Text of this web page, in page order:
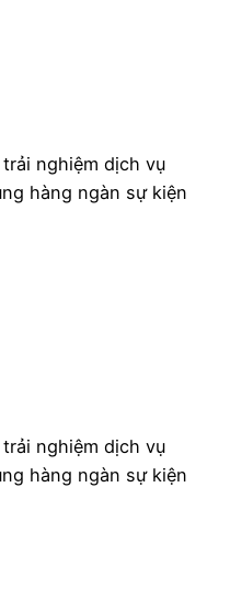
nghiệm dịch vụ
hàng ngàn sự kiện
nghiệm dịch vụ
hàng ngàn sự kiện